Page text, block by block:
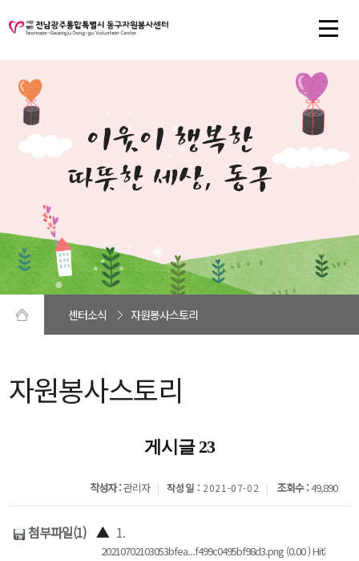
센터소식 자원봉사스토리
자원봉사스토리
게시글 23
작성자 :관리자 작성일 : 2021-07-02 조회수 :49,890
첨부파일(1) ▲ 1.
20210702103053bfea...f499c0495bf98d3.png (0.00 ) Hit: